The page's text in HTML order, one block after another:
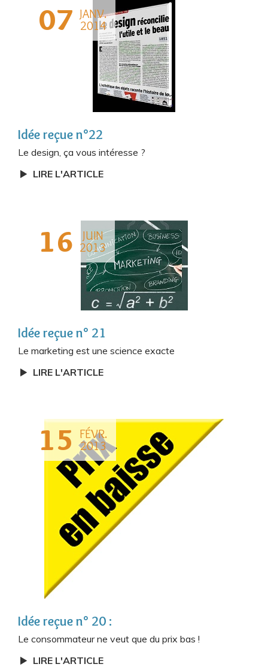
07 JANV.
2014
Idée reçue n°22
Le design, ça vous intéresse ?
LIRE L'ARTICLE
16
JUIN
2013
Idée reçue n° 21
Le marketing est une science exacte
LIRE L'ARTICLE
15
FÉVR.
2013
Idée reçue n° 20 :
Le consommateur ne veut que du prix bas !
LIRE L'ARTICLE